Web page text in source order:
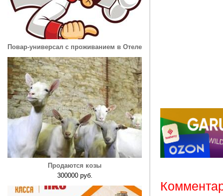
Повар-универсал с проживанием в Отеле
Продаются козы
300000 руб.